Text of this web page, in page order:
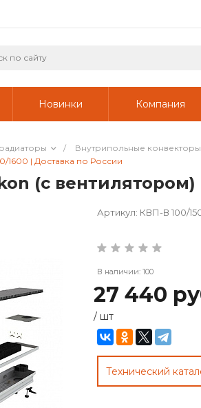
Новинки Компания
/ Внутрипольные
1600 | Доставка по России
(с
Артикул: КВП-В 100/
В наличии: 100
27 440
/ шт
Технический